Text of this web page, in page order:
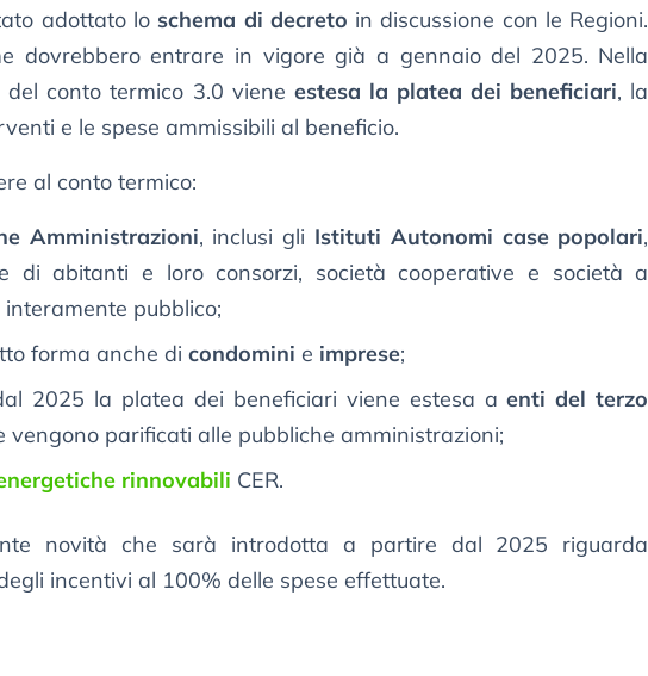
adottato lo schema di decreto in discussione con le Regioni.
dovrebbero entrare in vigore già a gennaio del 2025. Nella
del conto termico 3.0 viene estesa la platea dei beneficiari, la
e le spese ammissibili al beneficio.
al conto termico:
Amministrazioni, inclusi gli Istituti Autonomi case popolari,
di abitanti e loro consorzi, società cooperative e società a
pubblico;
forma anche di condomini e imprese;
2025 la platea dei beneficiari viene estesa aenti del terzo
vengono parificati alle pubbliche amministrazioni;
rinnovabili CER.
novità che sarà introdotta a partire dal 2025 riguarda
incentivi al 100% delle spese effettuate.